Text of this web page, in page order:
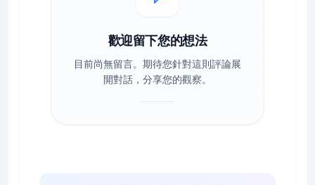
歡迎留下您的想法
目前尚無留言。期待您針對這則評論展
開對話，分享您的觀察。